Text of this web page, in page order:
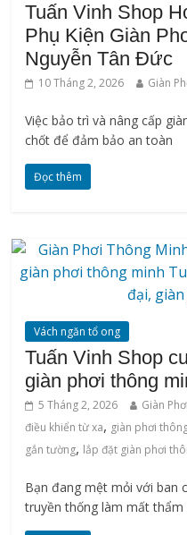
Tuấn Vinh Shop
Phụ Kiện Giàn
Nguyễn Tân Đức
10 Tháng 2, 2026 Giàn
Việc bảo trì và nâng cấp
chốt để đảm bảo an toàn
Đọc thêm
Vách ngăn tổ ong
Tuấn Vinh Shop
giàn phơi thông
5 Tháng 2, 2026 Giàn
điều khiển từ xa, giàn phơi
gắn tường, lắp đặt giàn phơi
Bạn đang mệt mỏi với ban
truyền thống làm mất thẩm